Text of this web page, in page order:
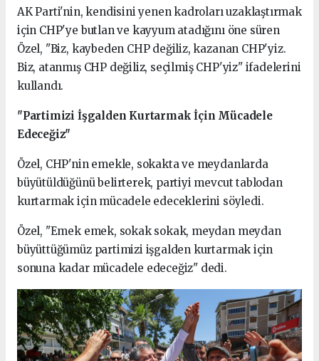
AK Parti'nin, kendisini yenen kadroları uzaklaştırmak
için CHP'ye butlan ve kayyum atadığını öne süren
Özel, "Biz, kaybeden CHP değiliz, kazanan CHP'yiz.
Biz, atanmış CHP değiliz, seçilmiş CHP'yiz" ifadelerini
kullandı.
"Partimizi İşgalden Kurtarmak İçin Mücadele
Edeceğiz"
Özel, CHP'nin emekle, sokakta ve meydanlarda
büyütüldüğünü belirterek, partiyi mevcut tablodan
kurtarmak için mücadele edeceklerini söyledi.
Özel, "Emek emek, sokak sokak, meydan meydan
büyüttüğümüz partimizi işgalden kurtarmak için
sonuna kadar mücadele edeceğiz" dedi.